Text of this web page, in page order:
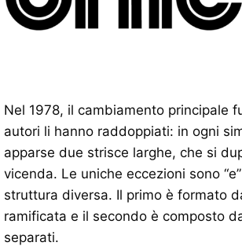
Nel 1978, il cambiamento principale
autori li hanno raddoppiati: in ogni
apparse due strisce larghe, che si
vicenda. Le uniche eccezioni sono
struttura diversa. Il primo è formato
ramificata e il secondo è composto
separati.